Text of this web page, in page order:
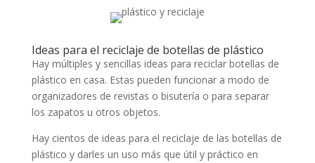
Ideas para el reciclaje de botellas de plástico
Hay múltiples y sencillas ideas para reciclar botellas de
plástico en casa. Estas pueden funcionar a modo de
organizadores de revistas o bisutería o para separar
los zapatos u otros objetos.
Hay cientos de ideas para el reciclaje de las botellas de
plástico y darles un uso más que útil y práctico en